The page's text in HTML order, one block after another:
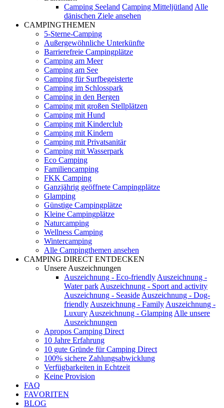
Camping Seeland Camping Mitteljütland Alle
dänischen Ziele ansehen
CAMPINGTHEMEN
5-Sterne-Camping
Außergewöhnliche Unterkünfte
Barrierefreie Campingplätze
Camping am Meer
Camping am See
Camping für Surfbegeisterte
Camping im Schlosspark
Camping in den Bergen
Camping mit großen Stellplätzen
Camping mit Hund
Camping mit Kinderclub
Camping mit Kindern
Camping mit Privatsanitär
Camping mit Wasserpark
Eco Camping
Familiencamping
FKK Camping
Ganzjährig geöffnete Campingplätze
Glamping
Günstige Campingplätze
Kleine Campingplätze
Naturcamping
Wellness Camping
Wintercamping
Alle Campingthemen ansehen
CAMPING DIRECT ENTDECKEN
Unsere Auszeichnungen
Auszeichnung - Eco-friendly Auszeichnung -
Water park Auszeichnung - Sport and activity
Auszeichnung - Seaside Auszeichnung - Dog-
friendly Auszeichnung - Family Auszeichnung -
Luxury Auszeichnung - Glamping Alle unsere
Auszeichnungen
Apropos Camping Direct
10 Jahre Erfahrung
10 gute Gründe für Camping Direct
100% sichere Zahlungsabwicklung
Verfügbarkeiten in Echtzeit
Keine Provision
FAQ
FAVORITEN
BLOG